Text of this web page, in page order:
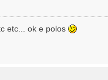
etc... ok e polos